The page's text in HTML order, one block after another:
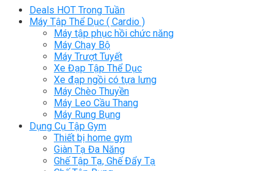
Deals HOT Trong Tuần
Máy Tập Thể Dục ( Cardio )
Máy tập phục hồi chức năng
Máy Chạy Bộ
Máy Trượt Tuyết
Xe Đạp Tập Thể Dục
Xe đạp ngồi có tựa lưng
Máy Chèo Thuyền
Máy Leo Cầu Thang
Máy Rung Bụng
Dụng Cụ Tập Gym
Thiết bị home gym
Giàn Tạ Đa Năng
Ghế Tập Tạ, Ghế Đẩy Tạ